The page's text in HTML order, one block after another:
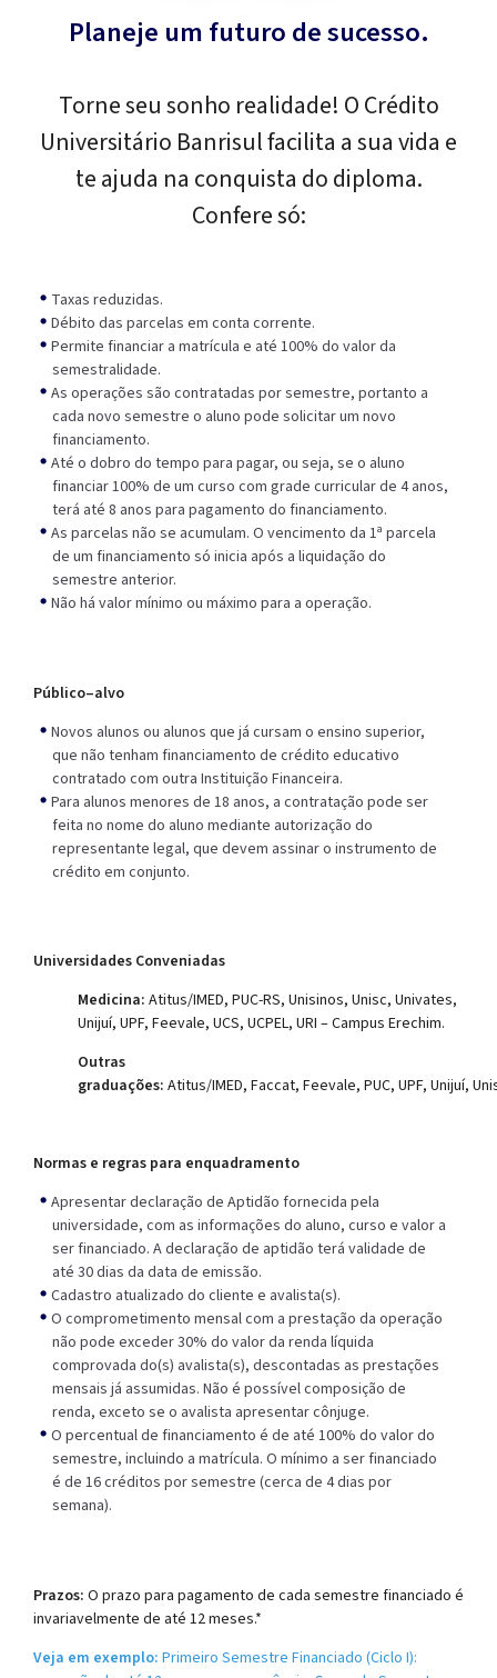
Planeje um futuro de sucesso.
Torne seu sonho realidade! O Crédito
Universitário Banrisul facilita a sua vida e
te ajuda na conquista do diploma.
Confere só:
Taxas reduzidas.
Débito das parcelas em conta corrente.
Permite financiar a matrícula e até 100% do valor da
semestralidade.
As operações são contratadas por semestre, portanto a
cada novo semestre o aluno pode solicitar um novo
financiamento.
Até o dobro do tempo para pagar, ou seja, se o aluno
financiar 100% de um curso com grade curricular de 4 anos,
terá até 8 anos para pagamento do financiamento.
As parcelas não se acumulam. O vencimento da 1ª parcela
de um financiamento só inicia após a liquidação do
semestre anterior.
Não há valor mínimo ou máximo para a operação.
Público–alvo
Novos alunos ou alunos que já cursam o ensino superior,
que não tenham financiamento de crédito educativo
contratado com outra Instituição Financeira.
Para alunos menores de 18 anos, a contratação pode ser
feita no nome do aluno mediante autorização do
representante legal, que devem assinar o instrumento de
crédito em conjunto.
Universidades Conveniadas
Medicina: Atitus/IMED, PUC-RS, Unisinos, Unisc, Univates,
Unijuí, UPF, Feevale, UCS, UCPEL, URI – Campus Erechim.
Outras
graduações: Atitus/IMED, Faccat, Feevale, PUC, UPF, Unijuí,
Normas e regras para enquadramento
Apresentar declaração de Aptidão fornecida pela
universidade, com as informações do aluno, curso e valor a
ser financiado. A declaração de aptidão terá validade de
até 30 dias da data de emissão.
Cadastro atualizado do cliente e avalista(s).
O comprometimento mensal com a prestação da operação
não pode exceder 30% do valor da renda líquida
comprovada do(s) avalista(s), descontadas as prestações
mensais já assumidas. Não é possível composição de
renda, exceto se o avalista apresentar cônjuge.
O percentual de financiamento é de até 100% do valor do
semestre, incluindo a matrícula. O mínimo a ser financiado
é de 16 créditos por semestre (cerca de 4 dias por
semana).
Prazos: O prazo para pagamento de cada semestre financiado é
invariavelmente de até 12 meses.*
Veja em exemplo: Primeiro Semestre Financiado (Ciclo I):